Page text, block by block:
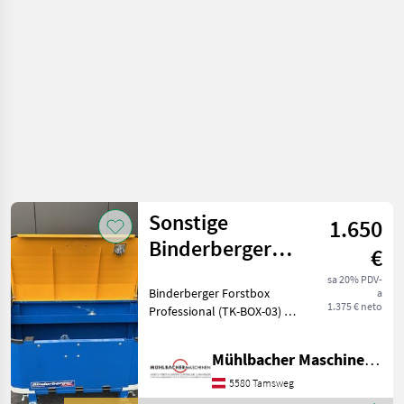
Sonstige
Binderberger
Professional
1.650
€
sa 20% PDV-
a
1.375 € neto
Binderberger Forstbox
Professional (TK-BOX-03) -
Dreipunktaufnahme -
Euroaufnahme -
Mühlbacher Maschinen GmbH
5580 Tamsweg